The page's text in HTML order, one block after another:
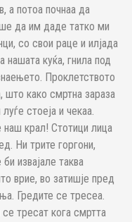
а потоа почнаа да
да им даде татко ми
со свои раце и илјада
нашата куќа, гнила под
Проклетството
како смртна зараза
стоеја и чекаа.
наш крал! Стотици лица
Ни трите горгони,
извајале таква
врие, во затишје пред
Гредите се тресеа.
тресат кога смртта